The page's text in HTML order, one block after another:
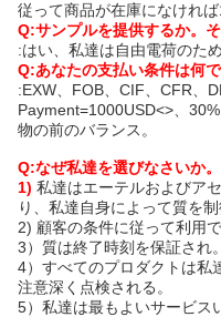
従って商品が在庫になけれ
Q:サンプルを提供するか。
:はい、私達は自由電荷のた
Q:あなたの支払い条件は何で
:EXW、FOB、CIF、CFR、
Payment=1000USD<> 、
物の前のバランス。
Q:なぜ私達を選びなさいか。
1) 私達はエーテルおよびア
り、私達自身によって質を制
2) 顧客の条件に従って利用
3）質は終了時刻を保証され。
4）すべてのプロダクトは私
注意深く点検される。
5）私達は最もよいサービス